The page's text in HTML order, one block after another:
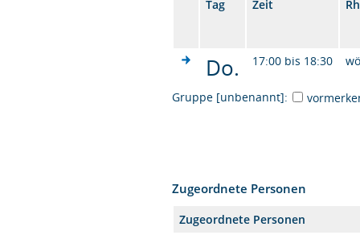
Tag Zeit
Do. 17:00 bis 18:30
Gruppe [unbenannt]:
Zugeordnete Personen
Zugeordnete Personen